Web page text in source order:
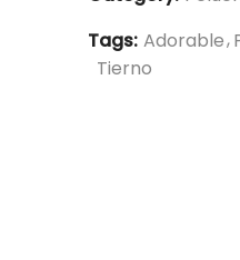
Tags: Adorable
Tierno